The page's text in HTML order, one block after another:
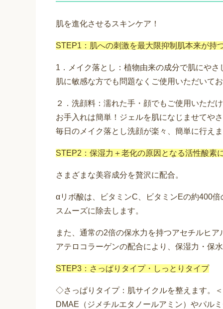
肌を進化させるスキンケア！
STEP1：肌への刺激を最大限抑制肌本来が持
1．メイク落とし：植物由来の成分で肌にやさ
肌に敏感な方でも問題なくご使用いただいて
２．洗顔料：濡れた手・顔でもご使用いただ
お手入れは簡単！ジェルを肌になじませてや
毎日のメイク落とし洗顔が楽々、簡単に行え
STEP2：保湿力＋老化の原因となる活性酸素
さまざまな美容成分を贅沢に配合。
αリボ酸は、ビタミンC、ビタミンEの約400
スムーズに除去します。
また、通常の2倍の保水力を持つアセチルヒ
アテロコラーゲンの配合により、保湿力・保
STEP3：さっぱりタイプ・しっとりタイプ
◇さっぱりタイプ：肌サイクルを整えます。
DMAE（ジメチルエタノールアミン）やパル